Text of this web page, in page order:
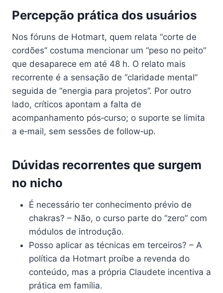
Percepção prática dos usuários
Nos fóruns de Hotmart, quem relata “corte de
cordões” costuma mencionar um “peso no peito”
que desaparece em até 48 h. O relato mais
recorrente é a sensação de “claridade mental”
seguida de “energia para projetos”. Por outro
lado, críticos apontam a falta de
acompanhamento pós‑curso; o suporte se limita
a e‑mail, sem sessões de follow‑up.
Dúvidas recorrentes que surgem
no nicho
É necessário ter conhecimento prévio de
chakras? – Não, o curso parte do “zero” com
módulos de introdução.
Posso aplicar as técnicas em terceiros? – A
política da Hotmart proíbe a revenda do
conteúdo, mas a própria Claudete incentiva a
prática em família.